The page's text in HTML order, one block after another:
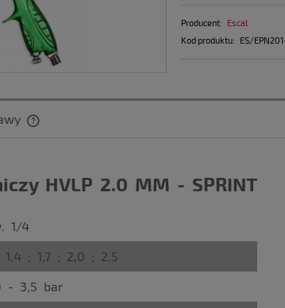
Producent:
Escal
Kod produktu:
ES/
HVLP 2.0 MM - SPRINT
1/4
1,4 ; 1,7 ; 2,0 ; 2,5
- 3,5 bar